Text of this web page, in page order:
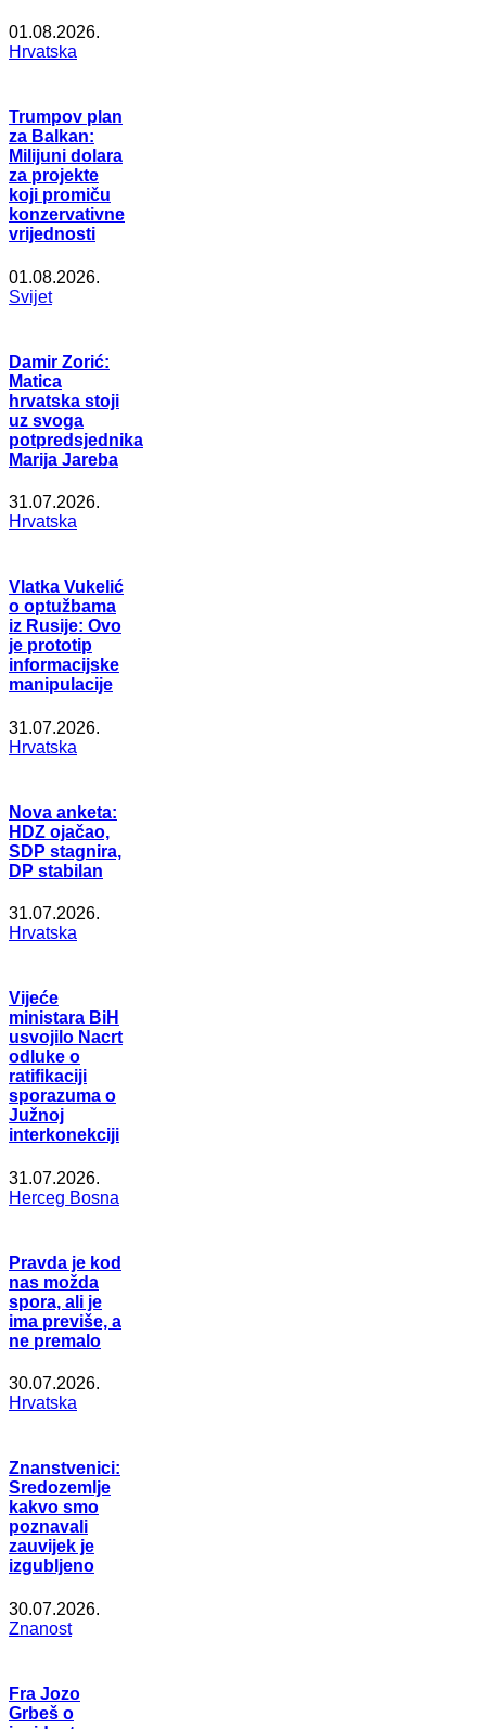
01.08.2026.
Hrvatska
Trumpov plan
za Balkan:
Milijuni dolara
za projekte
koji promiču
konzervativne
vrijednosti
01.08.2026.
Svijet
Damir Zorić:
Matica
hrvatska stoji
uz svoga
potpredsjednika
Marija Jareba
31.07.2026.
Hrvatska
Vlatka Vukelić
o optužbama
iz Rusije: Ovo
je prototip
informacijske
manipulacije
31.07.2026.
Hrvatska
Nova anketa:
HDZ ojačao,
SDP stagnira,
DP stabilan
31.07.2026.
Hrvatska
Vijeće
ministara BiH
usvojilo Nacrt
odluke o
ratifikaciji
sporazuma o
Južnoj
interkonekciji
31.07.2026.
Herceg Bosna
Pravda je kod
nas možda
spora, ali je
ima previše, a
ne premalo
30.07.2026.
Hrvatska
Znanstvenici:
Sredozemlje
kakvo smo
poznavali
zauvijek je
izgubljeno
30.07.2026.
Znanost
Fra Jozo
Grbeš o